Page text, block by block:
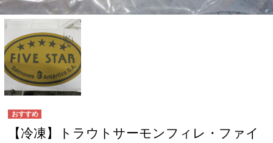
【冷凍】トラウトサーモンフィレ・ファイ